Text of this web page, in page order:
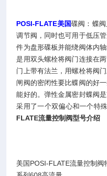
POSI-FLATE美国碟阀：蝶
调节阀，同时也可用于低压
件为盘形碟板并能绕阀体内
是用双头螺栓将阀门连接在
门上带有法兰，用螺栓将阀
闸阀的密闭性要比蝶阀的好
能好的。弹性金属密封蝶阀
采用了一个双偏心和一个特
FLATE流量控制阀型号介绍
美国POSI-FLATE流量控制阀